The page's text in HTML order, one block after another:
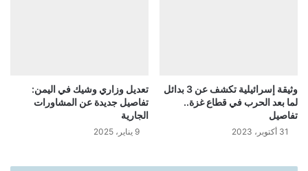
وثيقة إسرائيلية تكشف عن 3 بدائل
لما بعد الحرب في قطاع غزة..
تفاصيل
31 أكتوبر، 2023
تعديل وزاري وشيك في اليمن:
تفاصيل جديدة عن المشاورات
الجارية
9 يناير، 2025